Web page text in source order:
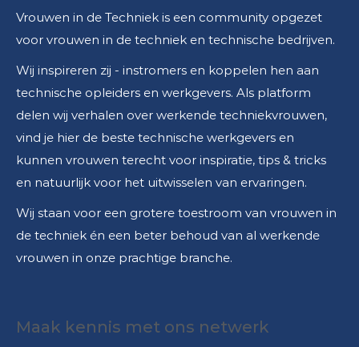
Vrouwen in de Techniek is een community opgezet
voor vrouwen in de techniek en technische bedrijven.
Wij inspireren zij - instromers en koppelen hen aan
technische opleiders en werkgevers. Als platform
delen wij verhalen over werkende techniekvrouwen,
vind je hier de beste technische werkgevers en
kunnen vrouwen terecht voor inspiratie, tips & tricks
en natuurlijk voor het uitwisselen van ervaringen.
Wij staan voor een grotere toestroom van vrouwen in
de techniek én een beter behoud van al werkende
vrouwen in onze prachtige branche.
Maak kennis met ons netwerk